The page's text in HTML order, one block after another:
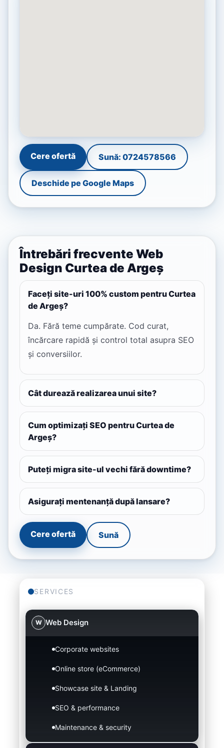
Cere ofertă Sună: 0724578566
Deschide pe Google Maps
Întrebări frecvente Web
Design Curtea de Argeș
Faceți site-uri 100% custom pentru Curtea
de Argeș?
Da. Fără teme cumpărate. Cod curat,
încărcare rapidă și control total asupra SEO
și conversiilor.
Cât durează realizarea unui site?
Cum optimizați SEO pentru Curtea de
Argeș?
Puteți migra site-ul vechi fără downtime?
Asigurați mentenanță după lansare?
Cere ofertă Sună
SERVICES
W Web Design
Corporate websites
Online store (eCommerce)
Showcase site & Landing
SEO & performance
Maintenance & security